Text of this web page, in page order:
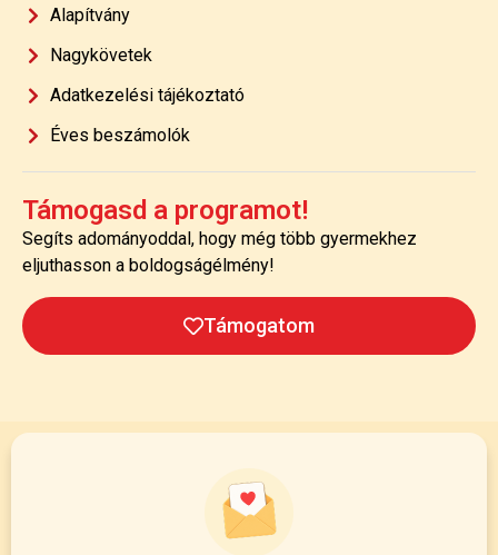
Alapítvány
Nagykövetek
Adatkezelési tájékoztató
Éves beszámolók
Támogasd a programot!
Segíts adományoddal, hogy még több gyermekhez
eljuthasson a boldogságélmény!
Támogatom